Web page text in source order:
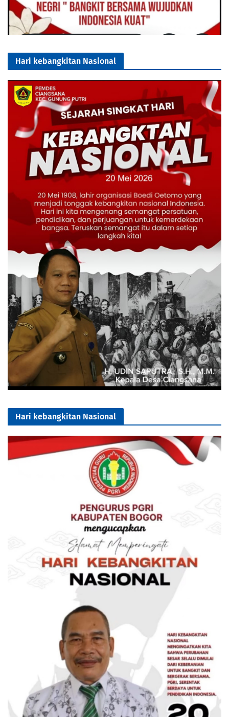
Hari kebangkitan Nasional
Hari kebangkitan Nasional